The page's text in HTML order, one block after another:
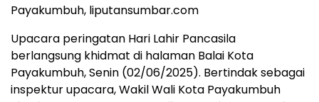
Payakumbuh, liputansumbar.com
Upacara peringatan Hari Lahir Pancasila
berlangsung khidmat di halaman Balai Kota
Payakumbuh, Senin (02/06/2025). Bertindak sebagai
inspektur upacara, Wakil Wali Kota Payakumbuh